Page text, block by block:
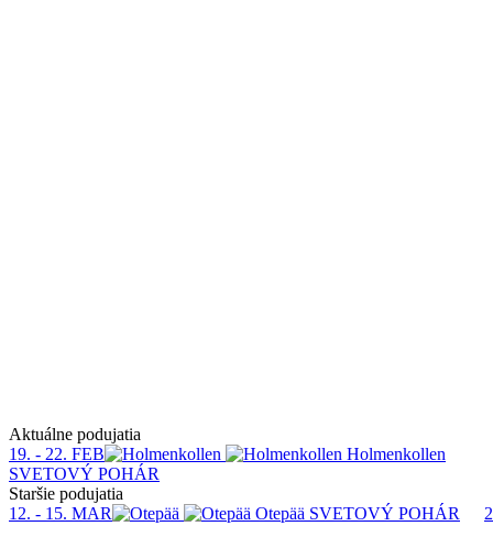
Aktuálne podujatia
19. - 22. FEB
Holmenkollen
SVETOVÝ POHÁR
Staršie podujatia
12. - 15. MAR
Otepää SVETOVÝ POHÁR